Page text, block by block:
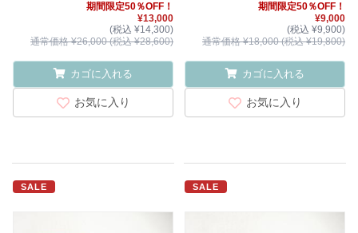
期間限定50％OFF！
¥13,000
(税込 ¥14,300)
通常価格 ¥26,000 (税込 ¥28,600)
カゴに入れる
お気に入り
期間限定50％OFF！
¥9,000
(税込 ¥9,900)
通常価格 ¥18,000 (税込 ¥19,800)
カゴに入れる
お気に入り
SALE SALE